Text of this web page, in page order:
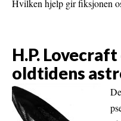
Hvilken hjelp gir fiksjonen
H.P.
oldtidens